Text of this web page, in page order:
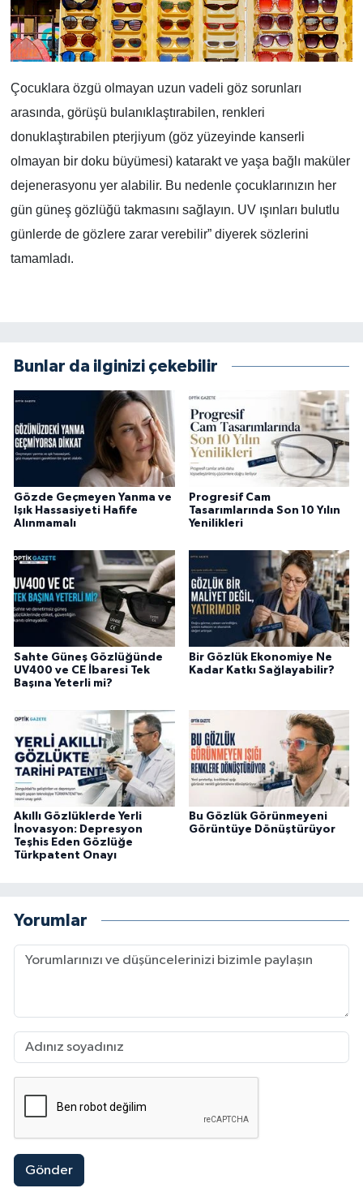
Çocuklara özgü olmayan uzun vadeli göz sorunları
arasında, görüşü bulanıklaştırabilen, renkleri
donuklaştırabilen pterjiyum (göz yüzeyinde kanserli
olmayan bir doku büyümesi) katarakt ve yaşa bağlı maküler
dejenerasyonu yer alabilir. Bu nedenle çocuklarınızın her
gün güneş gözlüğü takmasını sağlayın. UV ışınları bulutlu
günlerde de gözlere zarar verebilir” diyerek sözlerini
tamamladı.
Bunlar da ilginizi çekebilir
Gözde Geçmeyen Yanma ve
Işık Hassasiyeti Hafife
Alınmamalı
Progresif Cam
Tasarımlarında Son 10 Yılın
Yenilikleri
Sahte Güneş Gözlüğünde
UV400 ve CE İbaresi Tek
Başına Yeterli mi?
Bir Gözlük Ekonomiye Ne
Kadar Katkı Sağlayabilir?
Akıllı Gözlüklerde Yerli
İnovasyon: Depresyon
Teşhis Eden Gözlüğe
Türkpatent Onayı
Bu Gözlük Görünmeyeni
Görüntüye Dönüştürüyor
Yorumlar
Gönder